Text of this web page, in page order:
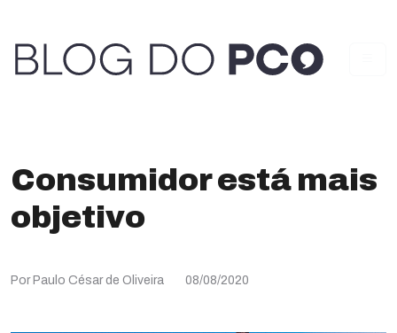
Consumidor está mais
objetivo
Por Paulo César de Oliveira 08/08/2020